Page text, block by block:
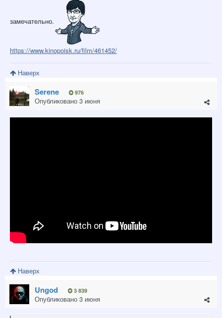
замечательно.
https://www.kinopoisk.ru/film/461452/
Наверх
Serene 976
Опубликовано 3 июня
Наверх
Ungod 3 839
Опубликовано 3 июня